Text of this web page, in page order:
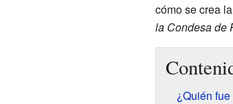
cómo se crea
la Condesa de
¿Quién